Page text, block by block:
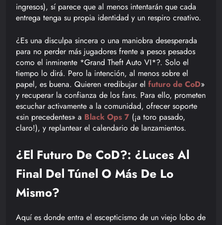
ingresos), sí parece que al menos intentarán que cada
entrega tenga su propia identidad y un respiro creativo.
¿Es una disculpa sincera o una maniobra desesperada
para no perder más jugadores frente a pesos pesados
como el inminente *Grand Theft Auto VI*?. Solo el
tiempo lo dirá. Pero la intención, al menos sobre el
papel, es buena. Quieren «redibujar el futuro de CoD»
y recuperar la confianza de los fans. Para ello, prometen
escuchar activamente a la comunidad, ofrecer soporte
«sin precedentes» a Black Ops 7 (¡a toro pasado,
claro!), y replantear el calendario de lanzamientos.
¿El Futuro De CoD?: ¿Luces Al
Final Del Túnel O Más De Lo
Mismo?
Aquí es donde entra el escepticismo de un viejo lobo de